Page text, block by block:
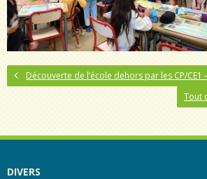
Découverte de l’école dehors par les CP/CE1
Tout
DIVERS